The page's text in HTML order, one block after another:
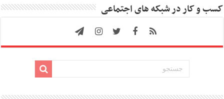
کسب و کار در شبکه های اجتماعی